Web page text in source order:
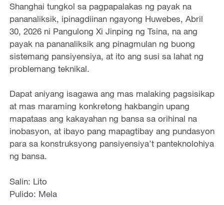
Shanghai tungkol sa pagpapalakas ng payak na
pananaliksik, ipinagdiinan ngayong Huwebes, Abril
30, 2026 ni Pangulong Xi Jinping ng Tsina, na ang
payak na pananaliksik ang pinagmulan ng buong
sistemang pansiyensiya, at ito ang susi sa lahat ng
problemang teknikal.
Dapat aniyang isagawa ang mas malaking pagsisikap
at mas maraming konkretong hakbangin upang
mapataas ang kakayahan ng bansa sa orihinal na
inobasyon, at ibayo pang mapagtibay ang pundasyon
para sa konstruksyong pansiyensiya’t panteknolohiya
ng bansa.
Salin: Lito
Pulido: Mela